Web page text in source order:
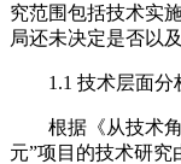
究范围包括技术实
局还未决定是否以
1.1 技术层面
根据《从技术
元”项目的技术研